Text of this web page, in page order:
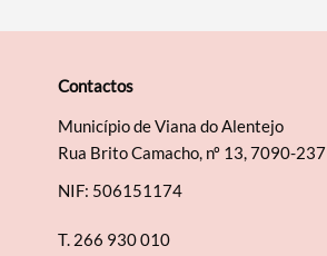
Termo de Pesquisa
Contactos
Município de Viana do Alentejo
Rua Brito Camacho, nº 13, 7090-237
NIF: 506151174
T. 266 930 010